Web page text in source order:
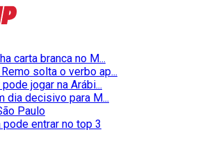
carta branca no M...
solta o verbo ap...
jogar na Arábi...
dia decisivo para M...
Paulo
pode entrar no top 3